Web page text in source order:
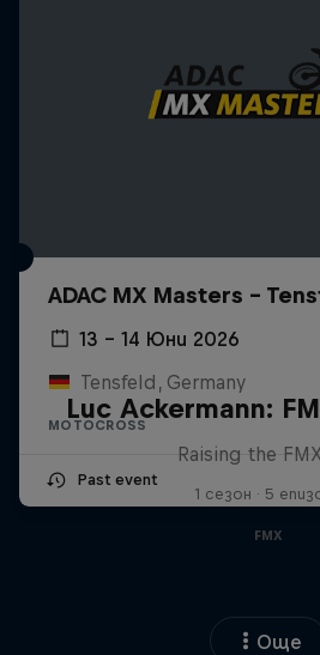
ADAC MX Masters –
13 – 14 Юни 2026
Tensfeld, Germany
MOTOCROSS
Past event
Luc Ackermann:
Raising the
1 сезон · 5
FMX
Още